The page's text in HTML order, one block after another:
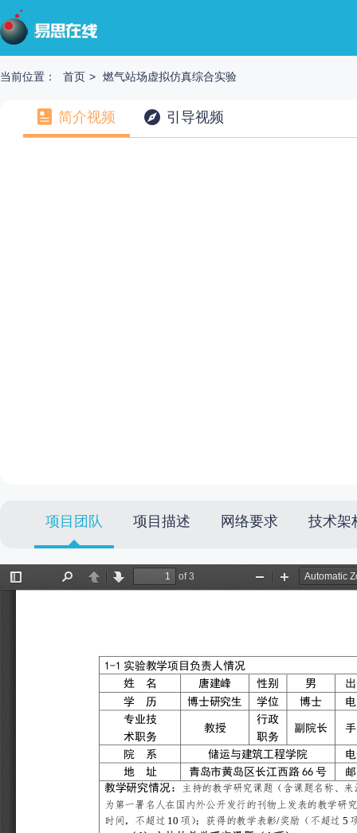
当前位置： 首页 > 燃气站场虚拟仿真综合实验
简介视频 引导视频
项目团队 项目描述 网络要求 技术架